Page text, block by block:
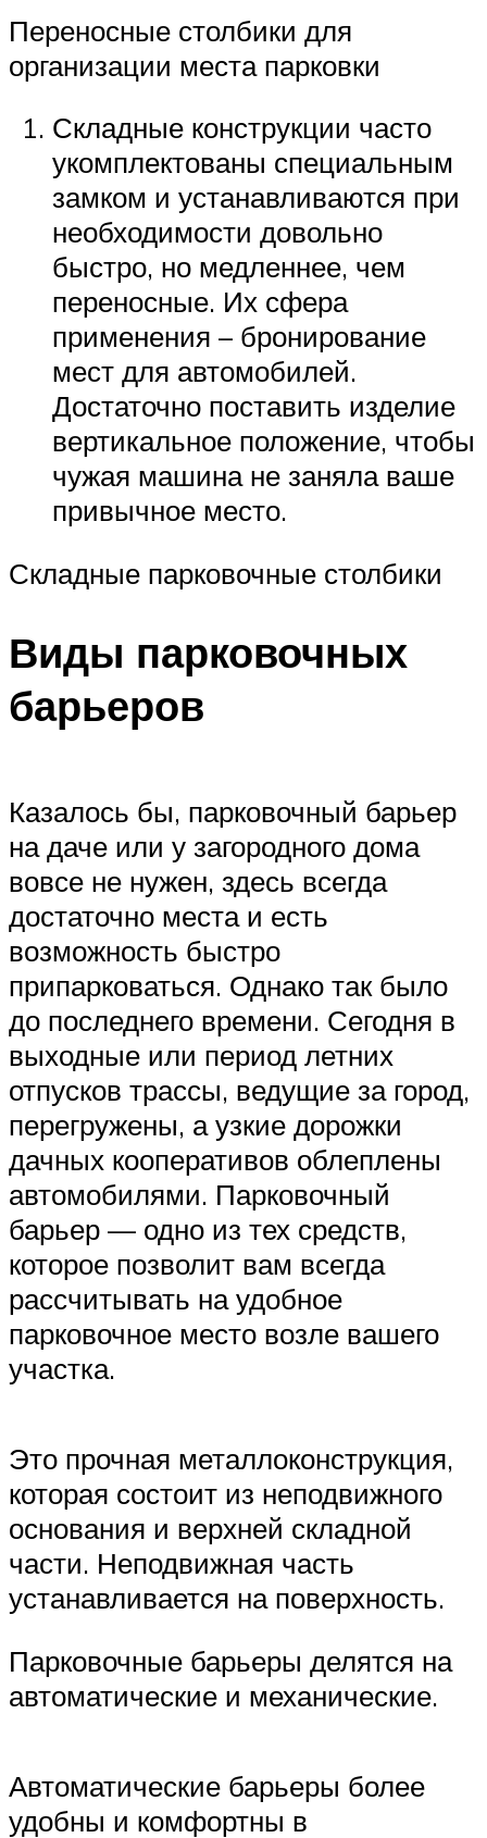
Переносные столбики для
организации места парковки
Складные конструкции часто
укомплектованы специальным
замком и устанавливаются при
необходимости довольно
быстро, но медленнее, чем
переносные. Их сфера
применения – бронирование
мест для автомобилей.
Достаточно поставить изделие
вертикальное положение, чтобы
чужая машина не заняла ваше
привычное место.
Складные парковочные столбики
Виды парковочных
барьеров
Казалось бы, парковочный барьер
на даче или у загородного дома
вовсе не нужен, здесь всегда
достаточно места и есть
возможность быстро
припарковаться. Однако так было
до последнего времени. Сегодня в
выходные или период летних
отпусков трассы, ведущие за город,
перегружены, а узкие дорожки
дачных кооперативов облеплены
автомобилями. Парковочный
барьер — одно из тех средств,
которое позволит вам всегда
рассчитывать на удобное
парковочное место возле вашего
участка.
Это прочная металлоконструкция,
которая состоит из неподвижного
основания и верхней складной
части. Неподвижная часть
устанавливается на поверхность.
Парковочные барьеры делятся на
автоматические и механические.
Автоматические барьеры более
удобны и комфортны в